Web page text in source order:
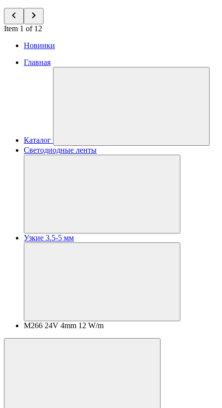
Item 1 of 12
Новинки
Главная
Каталог
Светодиодные ленты
Узкие 3.5-5 мм
M266 24V 4mm 12 W/m